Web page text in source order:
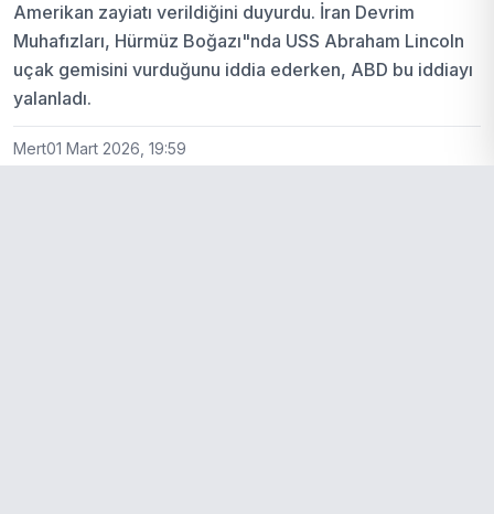
Amerikan zayiatı verildiğini duyurdu. İran Devrim
Muhafızları, Hürmüz Boğazı"nda USS Abraham Lincoln
uçak gemisini vurduğunu iddia ederken, ABD bu iddiayı
yalanladı.
Mert01 Mart 2026, 19:59